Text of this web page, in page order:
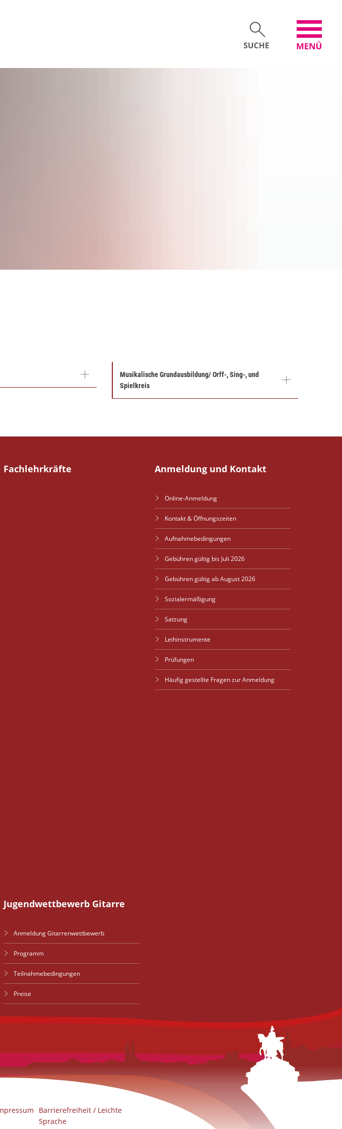
Musikalische Grundausbildung/ Orff-, Sing-, und
Spielkreis
Fachlehrkräfte Anmeldung und Kontakt
Online-Anmeldung
Kontakt & Öffnungszeiten
Aufnahmebedingungen
Gebühren gültig bis Juli 2026
Gebühren gültig ab August 2026
Sozialermäßigung
Satzung
Leihinstrumente
Prüfungen
Häufig gestellte Fragen zur Anmeldung
Jugendwettbewerb Gitarre
Anmeldung Gitarrenwettbewerb
Programm
Teilnahmebedingungen
Preise
Barrierefreiheit / Leichte
Sprache